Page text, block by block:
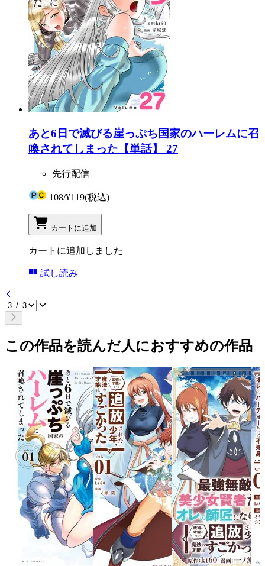
あと6日で滅びる崖っぷち国家のハーレムに召
喚されてしまった【単話】 27
先行配信
108/¥119(税込)
カートに追加
カートに追加しました
試し読み
この作品を読んだ人におすすめの作品